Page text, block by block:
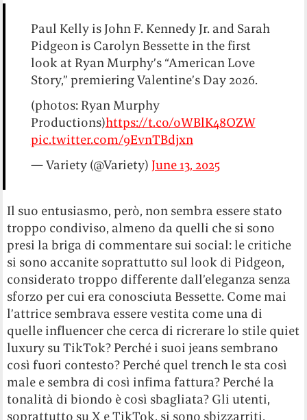
Paul Kelly is John F. Kennedy Jr. and Sarah
Pidgeon is Carolyn Bessette in the first
look at Ryan Murphy’s “American Love
Story,” premiering Valentine’s Day 2026.
(photos: Ryan Murphy
Productions)https://t.co/oWBlK48OZW
pic.twitter.com/9EvnTBdjxn
— Variety (@Variety) June 13, 2025
Il suo entusiasmo, però, non sembra essere stato
troppo condiviso, almeno da quelli che si sono
presi la briga di commentare sui social: le critiche
si sono accanite soprattutto sul look di Pidgeon,
considerato troppo differente dall’eleganza senza
sforzo per cui era conosciuta Bessette. Come mai
l’attrice sembrava essere vestita come una di
quelle influencer che cerca di ricrerare lo stile quiet
luxury su TikTok? Perché i suoi jeans sembrano
così fuori contesto? Perché quel trench le sta così
male e sembra di così infima fattura? Perché la
tonalità di biondo è così sbagliata? Gli utenti,
soprattutto su X e TikTok, si sono sbizzarriti,